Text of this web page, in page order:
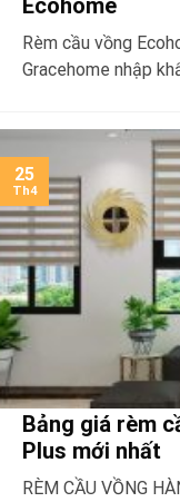
Rèm cầu vồng
Gracehome nhập
Bảng giá rèm
Plus mới nhất
RÈM CẦU VỒNG
25
Th4